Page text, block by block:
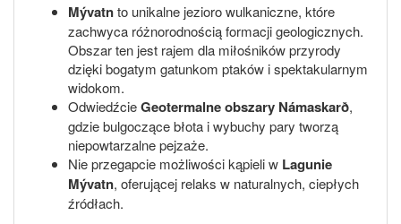
Mývatnto unikalne jezioro wulkaniczne, które
zachwyca różnorodnością formacji geologicznych.
Obszar ten jest rajem dla miłośników przyrody
dzięki bogatym gatunkom ptaków i spektakularnym
widokom.
OdwiedźcieGeotermalne obszary Námaskarð,
gdzie bulgoczące błota i wybuchy pary tworzą
niepowtarzalne pejzaże.
Nie przegapcie możliwości kąpieli w Lagunie
Mývatn, oferującej relaks w naturalnych, ciepłych
źródłach.